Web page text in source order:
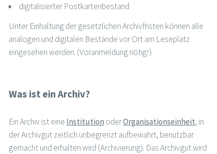
digitalisierter Postkartenbestand
Unter Einhaltung der gesetzlichen Archivfristen können alle
analogen und digitalen Bestände vor Ort am Leseplatz
eingesehen werden. (Voranmeldung nötig!)
Was ist ein Archiv?
Ein Archiv ist eine Institution oderOrganisationseinheit, in
der Archivgut zeitlich unbegrenzt aufbewahrt, benutzbar
gemacht und erhalten wird (Archivierung). Das Archivgut wird